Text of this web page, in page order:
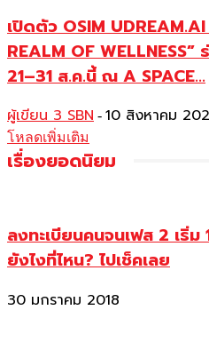
เปิดตัว OSIM
REALM OF
21–31 ส.ค.นี้ ณ A SPACE...
ผู้เขียน 3 SBN - 10 สิงหาคม
โหลดเพิ่มเติม
เรื่องยอดนิยม
ลงทะเบียนคนจนเฟส 2 เริ่ม
ยังไงที่ไหน? ไปเช็คเลย
30 มกราคม 2018